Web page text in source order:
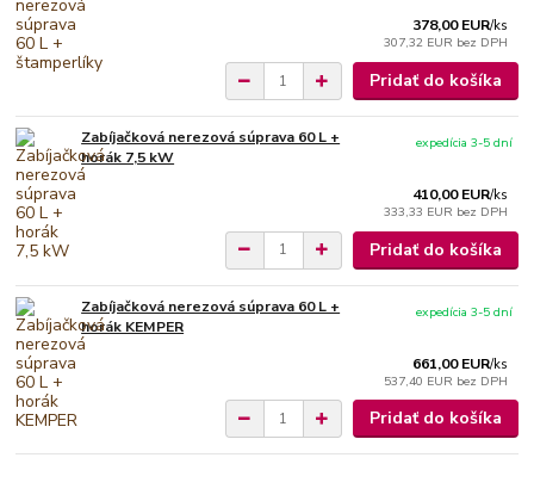
378,00 EUR/ks
307,32 EUR bez DPH
Pridať do košíka
Zabíjačková nerezová súprava 60 L +
horák 7,5 kW
410,00 EUR/ks
333,33 EUR bez DPH
expedícia 3-5 dní
Pridať do košíka
Zabíjačková nerezová súprava 60 L +
horák KEMPER
661,00 EUR/ks
537,40 EUR bez DPH
expedícia 3-5 dní
Pridať do košíka